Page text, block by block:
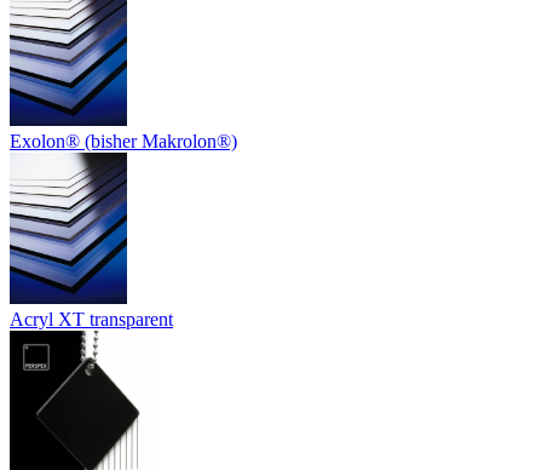
Exolon® (bisher Makrolon®)
Acryl XT transparent